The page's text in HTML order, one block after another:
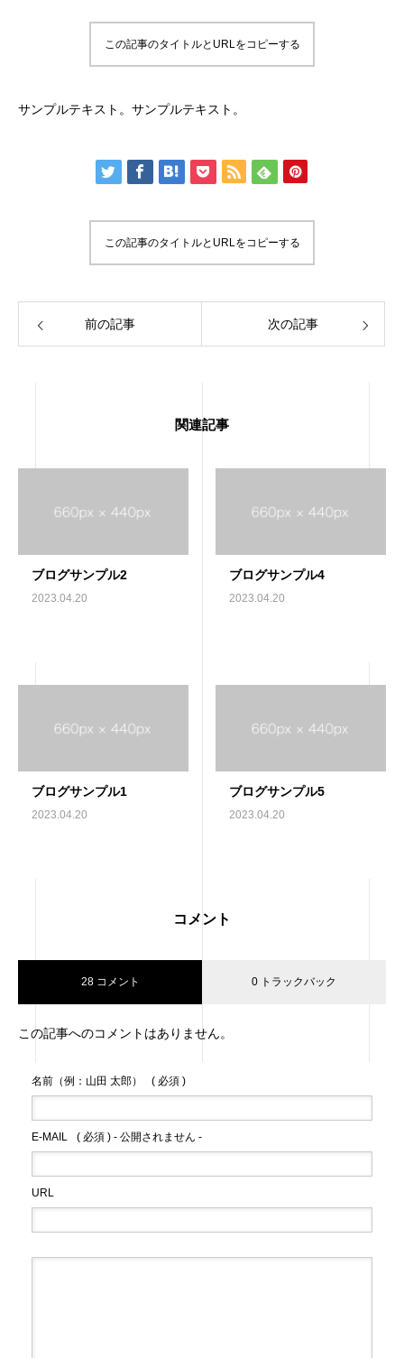
この記事のタイトルとURLをコピーする
サンプルテキスト。サンプルテキスト。
この記事のタイトルとURLをコピーする
前の記事 次の記事
関連記事
ブログサンプル2
2023.04.20
ブログサンプル4
2023.04.20
ブログサンプル1
2023.04.20
ブログサンプル5
2023.04.20
コメント
28 コメント 0 トラックバック
この記事へのコメントはありません。
名前（例：山田 太郎） ( 必須 )
E-MAIL ( 必須 ) - 公開されません -
URL